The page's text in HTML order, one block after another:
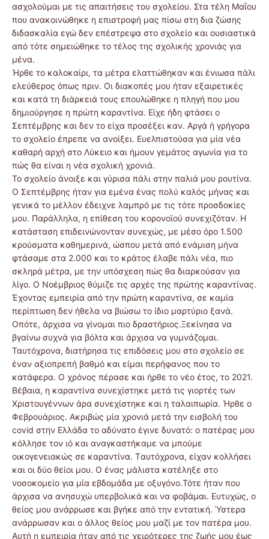
ασχολούμαι με τις απαιτήσεις του σχολείου. Στα τέλη Μαΐου
που ανακοινώθηκε η επιστροφή μας πίσω στη δια ζώσης
διδασκαλία εγώ δεν επέστρεψα στο σχολείο και ουσιαστικά
από τότε σημειώθηκε το τέλος της σχολικής χρονιάς για
μένα.
Ήρθε το καλοκαίρι, τα μέτρα ελαττώθηκαν και ένιωσα πάλι
ελεύθερος όπως πριν. Οι διακοπές μου ήταν εξαιρετικές
και κατά τη διάρκειά τους επουλώθηκε η πληγή που μου
δημιούργησε η πρώτη καραντίνα. Είχε ήδη φτάσει ο
Σεπτέμβρης και δεν το είχα προσέξει καν. Αργά ή γρήγορα
το σχολείο έπρεπε να ανοίξει. Ευελπιστούσα για μία νέα
καθαρή αρχή στο Λύκειο και ήμουν γεμάτος αγωνία για το
πώς θα είναι η νέα σχολική χρονιά.
Το σχολείο άνοιξε και γύρισα πάλι στην παλιά μου ρουτίνα.
Ο Σεπτέμβρης ήταν για εμένα ένας πολύ καλός μήνας και
γενικά το μέλλον έδειχνε λαμπρό με τις τότε προσδοκίες
μου. Παράλληλα, η επίθεση του κορονοϊού συνεχιζόταν. Η
κατάσταση επιδεινώνονταν συνεχώς, με μέσο όρο 1.500
κρούσματα καθημερινά, ώσπου μετά από ενάμιση μήνα
φτάσαμε στα 2.000 και το κράτος έλαβε πάλι νέα, πιο
σκληρά μέτρα, με την υπόσχεση πώς θα διαρκούσαν για
λίγο. Ο Νοέμβριος θύμιζε τις αρχές της πρώτης καραντίνας.
Έχοντας εμπειρία από την πρώτη καραντίνα, σε καμία
περίπτωση δεν ήθελα να βιώσω το ίδιο μαρτύριο ξανά.
Οπότε, άρχισα να γίνομαι πιο δραστήριος.Ξεκίνησα να
βγαίνω συχνά για βόλτα και άρχισα να γυμνάζομαι.
Ταυτόχρονα, διατήρησα τις επιδόσεις μου στο σχολείο σε
έναν αξιοπρεπή βαθμό και είμαι περήφανος που το
κατάφερα. Ο χρόνος πέρασε και ήρθε το νέο έτος, το 2021.
Βέβαια, η καραντίνα συνεχίστηκε μετά τις γιορτές των
Χριστουγέννων άρα συνεχίστηκε και η ταλαιπωρία. Ήρθε ο
Φεβρουάριος. Ακριβώς μία χρονιά μετά την εισβολή του
covid στην Ελλάδα το αδύνατο έγινε δυνατό: ο πατέρας μου
κόλλησε τον ιό και αναγκαστήκαμε να μπούμε
οικογενειακώς σε καραντίνα. Tαυτόχρονα, είχαν κολλήσει
και οι δύο θείοι μου. O ένας μάλιστα κατέληξε στο
νοσοκομείο για μία εβδομάδα με οξυγόνο.Τότε ήταν που
άρχισα να ανησυχώ υπερβολικά και να φοβάμαι. Ευτυχώς, ο
θείος μου ανάρρωσε και βγήκε από την εντατική. Ύστερα
ανάρρωσαν και ο άλλος θείος μου μαζί με τον πατέρα μου.
Αυτή η εμπειρία ήταν από τις χειρότερες της ζωής μου έως